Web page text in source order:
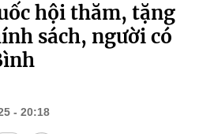
hội thăm, tặng
sách, người có
- 20:18